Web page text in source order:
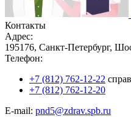
Контакты
Адрес:
195176, Санкт-Петербург,
Телефон:
+7 (812) 762-12-22
+7 (812) 762-12-20
E-mail: pnd5@zdrav.spb.ru